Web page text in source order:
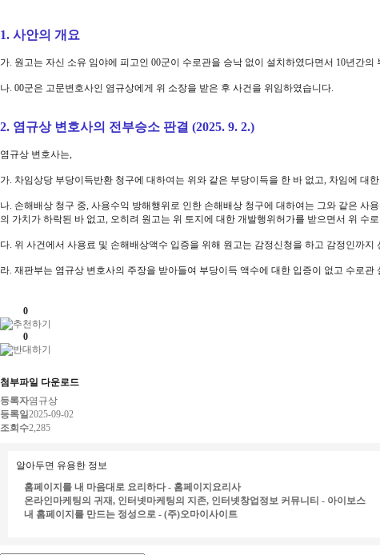
1. 사안의 개요
가. 원고는 자신 소유 임야에 피고인 00군이 수로관을 승낙 없이 설치하였다면서 10년간
나. 00군은 고문변호사인 염규상에게 위 소장을 받은 후 사건을 위임하였습니다.
2. 염규상 변호사의 전부승소 판결 (2025. 9. 2.)
염규상 변호사는,
가. 차임상당 부당이득반환 청구에 대하여는 위와 같은 부당이득을 한 바 없고, 차임에 대
나. 손해배상 청구 중, 사용수익 방해행위로 인한 손해배상 청구에 대하여는 그와 같은 사
의 가치가 하락된 바 없고, 오히려 원고는 위 토지에 대한 개발행위허가를 받으면서 위
다. 위 사건에서 사용료 및 손해배상액수 입증을 위해 원고는 감정신청을 하고 감정인까
라. 재판부는 염규상 변호사의 주장을 받아들여 부당이득 액수에 대한 입증이 없고 수로
0
0
첨부파일 다운로드
등록자염규상
등록일2025-09-02
조회수2,285
알아두면 유용한 정보
홈페이지를 내 마음대로 요리하다 - 홈페이지요리사
온라인마케팅의 귀재, 인터넷마케팅의 지존, 인터넷창업정보 커뮤니티 - 아이보스
내 홈페이지를 만드는 정성으로 - (주)오마이사이트